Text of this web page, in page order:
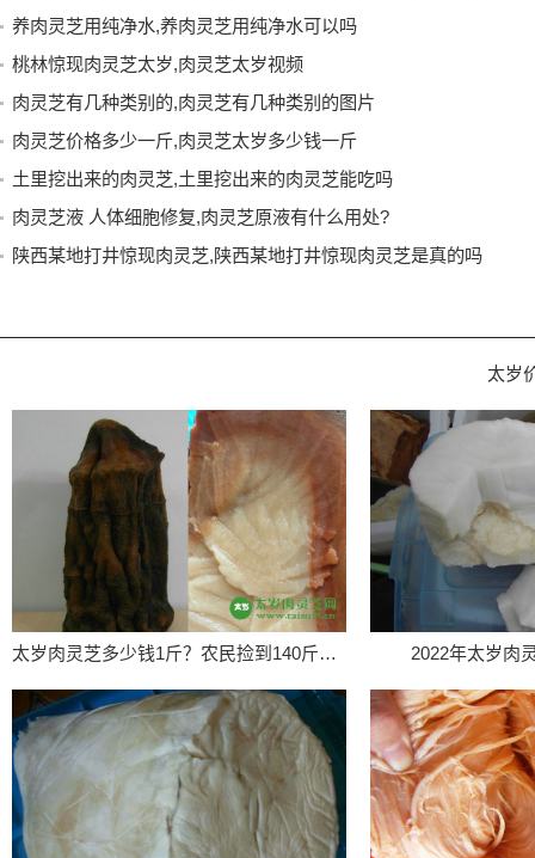
养肉灵芝用纯净水,养肉灵芝用纯净水可以吗
桃林惊现肉灵芝太岁,肉灵芝太岁视频
肉灵芝有几种类别的,肉灵芝有几种类别的图片
肉灵芝价格多少一斤,肉灵芝太岁多少钱一斤
土里挖出来的肉灵芝,土里挖出来的肉灵芝能吃吗
肉灵芝液 人体细胞修复,肉灵芝原液有什么用处?
陕西某地打井惊现肉灵芝,陕西某地打井惊现肉灵芝是真的吗
太岁
太岁肉灵芝多少钱1斤？农民捡到140斤太岁价值百万 2022年太岁肉